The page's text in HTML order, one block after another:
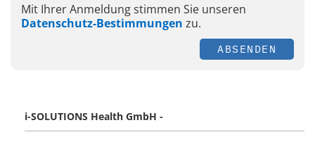
Mit Ihrer Anmeldung stimmen Sie unseren
Datenschutz-Bestimmungen zu.
ABSENDEN
i-SOLUTIONS Health GmbH -